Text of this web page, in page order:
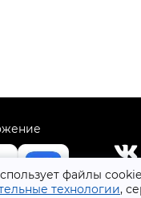
файлы
технологии,